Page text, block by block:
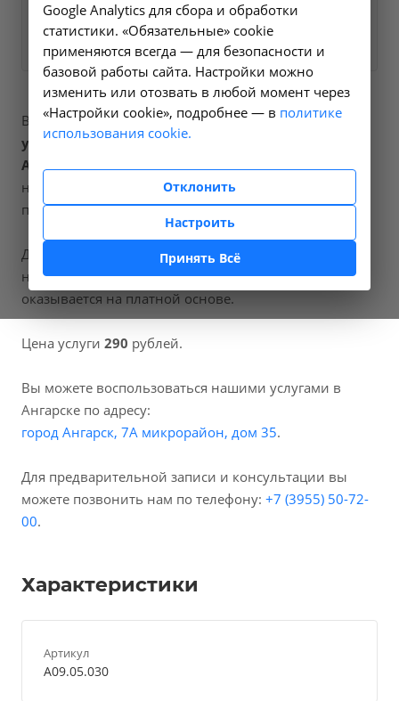
Заказать услугу
В наших клиниках мы проводимисследование
уровня натрия в крови, код услуги (НМУ)
A09.05.030. Для граждан России, у которых есть
направление, медицинская помощь оказывается по
полису ОМС бесплатно.
Для иностранных граждан или при отсутствии
направления по форме 057/у медицинская помощь
оказывается на платной основе.
Цена услуги 290 рублей.
Вы можете воспользоваться нашими услугами в
Ангарске по адресу:
город Ангарск, 7А микрорайон, дом 35.
Для предварительной записи и консультации вы
можете позвонить нам по телефону: +7 (3955) 50-72-
00.
Характеристики
Артикул
A09.05.030
Google Analytics для сбора и обработки
статистики. «Обязательные» cookie
применяются всегда — для безопасности и
базовой работы сайта. Настройки можно
изменить или отозвать в любой момент через
«Настройки cookie», подробнее — в политике
использования cookie.
Отклонить
Настроить
Принять Всё